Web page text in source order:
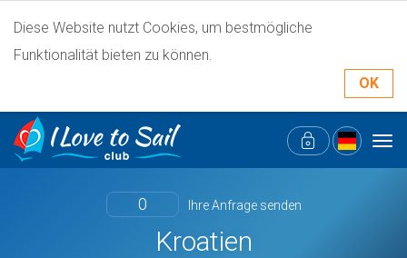
Diese Website nutzt Cookies, um bestmögliche
Funktionalität bieten zu können.
OK
0 Ihre Anfrage senden
Kroatien